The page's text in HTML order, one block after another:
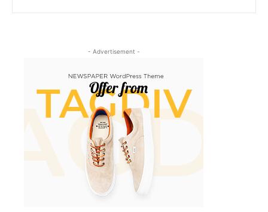
- Advertisement -